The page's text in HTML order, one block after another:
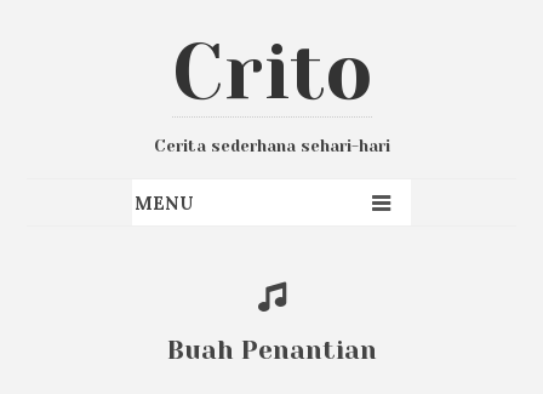
Crito
Cerita sederhana sehari-hari
Buah Penantian